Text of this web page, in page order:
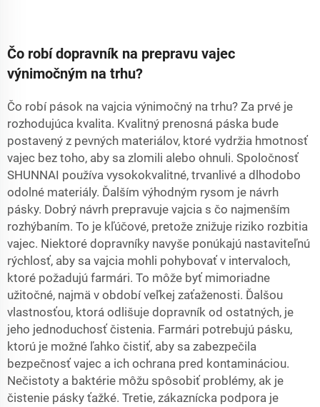
Čo robí dopravník na prepravu vajec
výnimočným na trhu?
Čo robí pások na vajcia výnimočný na trhu? Za prvé je
rozhodujúca kvalita. Kvalitný prenosná páska bude
postavený z pevných materiálov, ktoré vydržia hmotnosť
vajec bez toho, aby sa zlomili alebo ohnuli. Spoločnosť
SHUNNAI používa vysokokvalitné, trvanlivé a dlhodobo
odolné materiály. Ďalším výhodným rysom je návrh
pásky. Dobrý návrh prepravuje vajcia s čo najmenším
rozhýbaním. To je kľúčové, pretože znižuje riziko rozbitia
vajec. Niektoré dopravníky navyše ponúkajú nastaviteľnú
rýchlosť, aby sa vajcia mohli pohybovať v intervaloch,
ktoré požadujú farmári. To môže byť mimoriadne
užitočné, najmä v období veľkej zaťaženosti. Ďalšou
vlastnosťou, ktorá odlišuje dopravník od ostatných, je
jeho jednoduchosť čistenia. Farmári potrebujú pásku,
ktorú je možné ľahko čistiť, aby sa zabezpečila
bezpečnosť vajec a ich ochrana pred kontamináciou.
Nečistoty a baktérie môžu spôsobiť problémy, ak je
čistenie pásky ťažké. Tretie, zákaznícka podpora je